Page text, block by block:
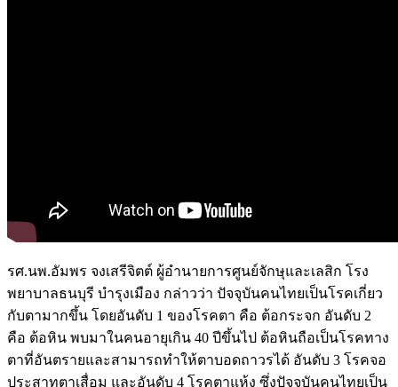
รศ.นพ.อัมพร จงเสรีจิตต์ ผู้อำนายการศูนย์จักษุและเลสิก โรง
พยาบาลธนบุรี บำรุงเมือง กล่าวว่า ปัจจุบันคนไทยเป็นโรคเกี่ยว
กับตามากขึ้น โดยอันดับ 1 ของโรคตา คือ ต้อกระจก อันดับ 2
คือ ต้อหิน พบมาในคนอายุเกิน 40 ปีขึ้นไป ต้อหินถือเป็นโรคทาง
ตาที่อันตรายและสามารถทำให้ตาบอดถาวรได้ อันดับ 3 โรคจอ
ประสาทตาเสื่อม และอันดับ 4 โรคตาแห้ง ซึ่งปัจจุบันคนไทยเป็น